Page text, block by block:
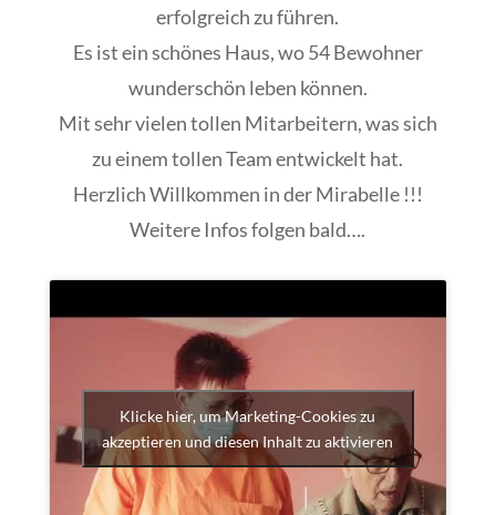
erfolgreich zu führen.
Es ist ein schönes Haus, wo 54 Bewohner
wunderschön leben können.
Mit sehr vielen tollen Mitarbeitern, was sich
zu einem tollen Team entwickelt hat.
Herzlich Willkommen in der Mirabelle !!!
Weitere Infos folgen bald….
Klicke hier, um Marketing-Cookies zu
akzeptieren und diesen Inhalt zu aktivieren